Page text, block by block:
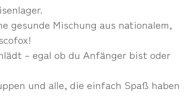
gesunde Mischung aus nationalem,
– egal ob du Anfänger bist oder
und alle, die einfach Spaß haben